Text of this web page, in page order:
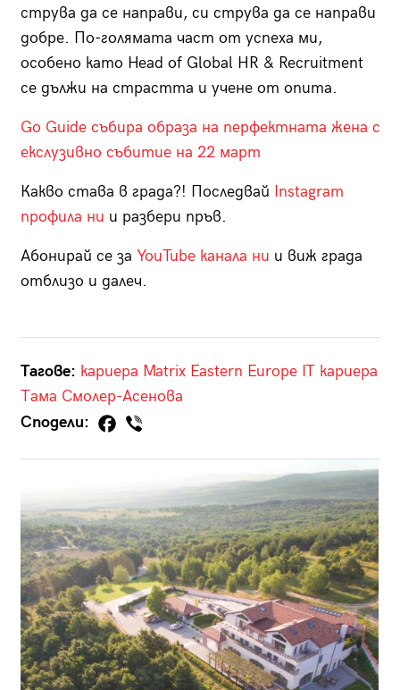
струва да се направи, си струва да се направи
добре. По-голямата част от успеха ми,
особено като Head of Global HR & Recruitment
се дължи на страстта и учене от опита.
Go Guide събира образа на перфектната жена с
екслузивно събитие на 22 март
Какво става в града?! Последвай Instagram
профила ни и разбери пръв.
Абонирай се за YouTube канала ни и виж града
отблизо и далеч.
Тагове: кариера Matrix Eastern Europe IT кариера
Тама Смолер-Асенова
Сподели: